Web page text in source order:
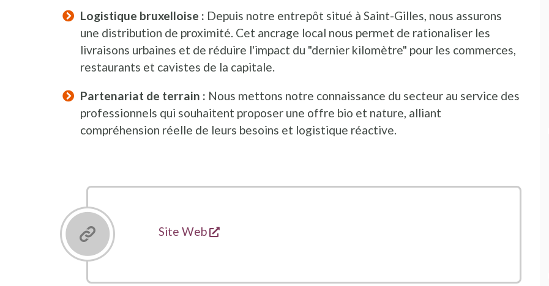
Logistique bruxelloise : Depuis notre entrepôt situé à Saint-Gilles, nous assurons
une distribution de proximité. Cet ancrage local nous permet de rationaliser les
livraisons urbaines et de réduire l'impact du "dernier kilomètre" pour les commerces,
restaurants et cavistes de la capitale.
Partenariat de terrain : Nous mettons notre connaissance du secteur au service des
professionnels qui souhaitent proposer une offre bio et nature, alliant
compréhension réelle de leurs besoins et logistique réactive.
Liens
Site Web s'ouvre dans une nouvelle fenêtre